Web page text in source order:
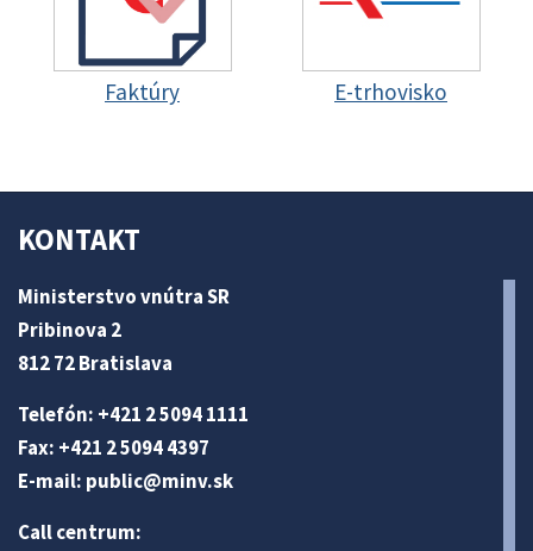
Faktúry E-trhovisko
KONTAKT
Ministerstvo vnútra SR
Pribinova 2
812 72 Bratislava
Telefón: +421 2 5094 1111
Fax: +421 2 5094 4397
E-mail: public@minv.sk
Call centrum: